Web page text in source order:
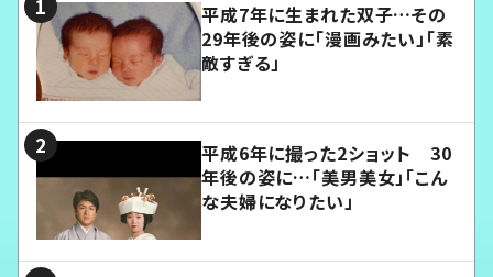
平成7年に生まれた双子…その
29年後の姿に「漫画みたい」「素
敵すぎる」
平成6年に撮った2ショット 30
年後の姿に…「美男美女」「こん
な夫婦になりたい」